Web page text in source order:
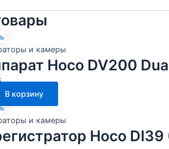
и камеры
Hoco DV200
В корзину
и камеры
Hoco